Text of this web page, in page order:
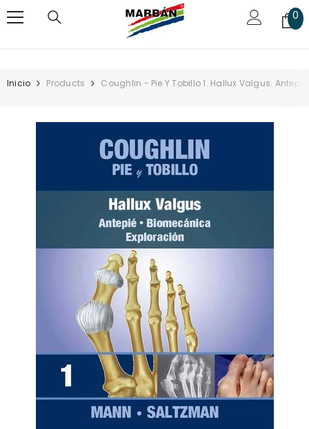
00
Inicio Products Coughlin - Pie Y Tobillo 1. Hallux Valgus.